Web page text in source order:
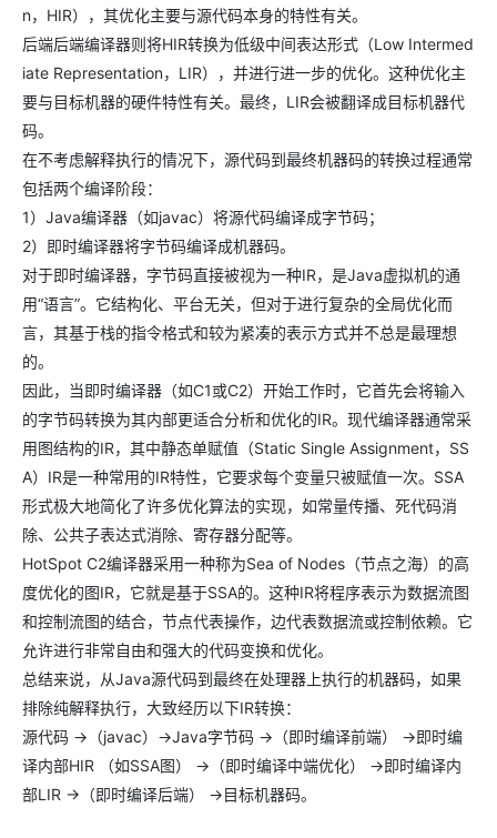
n，HIR），其优化主要与源代码本身的特性有关。
后端后端编译器则将HIR转换为低级中间表达形式（Low Intermed
iate Representation，LIR），并进行进一步的优化。这种优化主
要与目标机器的硬件特性有关。最终，LIR会被翻译成目标机器代
码。
在不考虑解释执行的情况下，源代码到最终机器码的转换过程通常
包括两个编译阶段：
1）Java编译器（如javac）将源代码编译成字节码；
2）即时编译器将字节码编译成机器码。
对于即时编译器，字节码直接被视为一种IR，是Java虚拟机的通
用“语言”。它结构化、平台无关，但对于进行复杂的全局优化而
言，其基于栈的指令格式和较为紧凑的表示方式并不总是最理想
的。
因此，当即时编译器（如C1或C2）开始工作时，它首先会将输入
的字节码转换为其内部更适合分析和优化的IR。现代编译器通常采
用图结构的IR，其中静态单赋值（Static Single Assignment，SS
A）IR是一种常用的IR特性，它要求每个变量只被赋值一次。SSA
形式极大地简化了许多优化算法的实现，如常量传播、死代码消
除、公共子表达式消除、寄存器分配等。
HotSpot C2编译器采用一种称为Sea of Nodes（节点之海）的高
度优化的图IR，它就是基于SSA的。这种IR将程序表示为数据流图
和控制流图的结合，节点代表操作，边代表数据流或控制依赖。它
允许进行非常自由和强大的代码变换和优化。
总结来说，从Java源代码到最终在处理器上执行的机器码，如果
排除纯解释执行，大致经历以下IR转换：
源代码 ->（javac）->Java字节码 ->（即时编译前端） ->即时编
译内部HIR （如SSA图） ->（即时编译中端优化） ->即时编译内
部LIR ->（即时编译后端） ->目标机器码。